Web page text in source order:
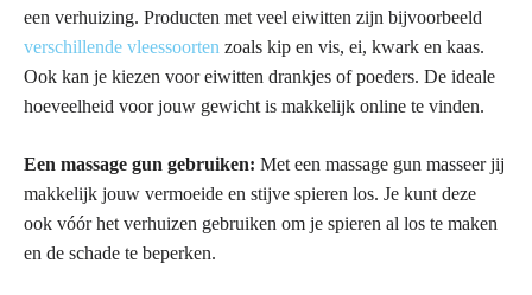
een verhuizing. Producten met veel eiwitten zijn bijvoorbeeld
verschillende vleessoorten zoals kip en vis, ei, kwark en kaas.
Ook kan je kiezen voor eiwitten drankjes of poeders. De ideale
hoeveelheid voor jouw gewicht is makkelijk online te vinden.
Een massage gun gebruiken: Met een massage gun masseer jij
makkelijk jouw vermoeide en stijve spieren los. Je kunt deze
ook vóór het verhuizen gebruiken om je spieren al los te maken
en de schade te beperken.